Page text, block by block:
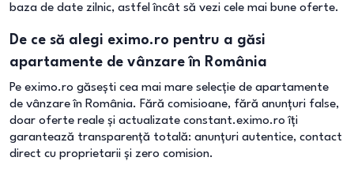
baza de date zilnic, astfel încât să vezi cele mai bune oferte.
De ce să alegi eximo.ro pentru a găsi
apartamente de vânzare în România
Pe eximo.ro găsești cea mai mare selecție de apartamente
de vânzare în România. Fără comisioane, fără anunțuri false,
doar oferte reale și actualizate constant.eximo.ro îți
garantează transparență totală: anunțuri autentice, contact
direct cu proprietarii și zero comision.